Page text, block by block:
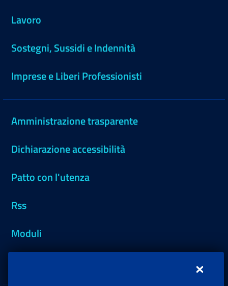
Lavoro
Sostegni, Sussidi e Indennità
Imprese e Liberi Professionisti
Amministrazione trasparente
Dichiarazione accessibilità
Patto con l'utenza
Rss
Moduli